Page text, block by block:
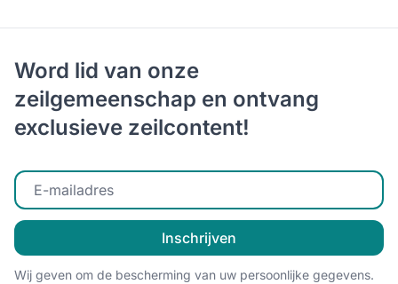
Word lid van onze
zeilgemeenschap en ontvang
exclusieve zeilcontent!
Voer uw e-mailadres in
Inschrijven
Wij geven om de bescherming van uw persoonlijke gegevens.